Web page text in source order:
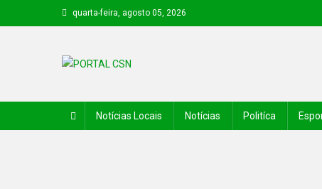
quarta-feira, agosto 05, 2026
Notícias Locais Notícias Politíca